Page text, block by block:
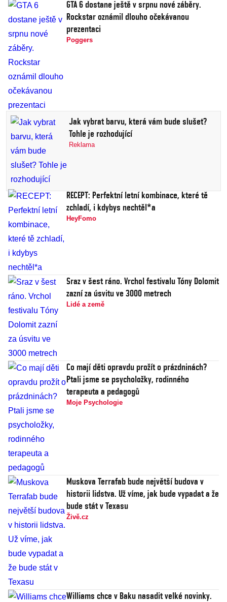
GTA 6 dostane ještě v srpnu nové záběry.
Rockstar oznámil dlouho očekávanou
prezentaci
Poggers
Jak vybrat barvu, která vám bude slušet?
Tohle je rozhodující
Reklama
RECEPT: Perfektní letní kombinace, které tě
zchladí, i kdybys nechtěl*a
HeyFomo
Sraz v šest ráno. Vrchol festivalu Tóny Dolomit
zazní za úsvitu ve 3000 metrech
Lidé a země
Co mají děti opravdu prožít o prázdninách?
Ptali jsme se psycholožky, rodinného
terapeuta a pedagogů
Moje Psychologie
Muskova Terrafab bude největší budova v
historii lidstva. Už víme, jak bude vypadat a že
bude stát v Texasu
Živě.cz
Williams chce v Baku nasadit velké novinky.